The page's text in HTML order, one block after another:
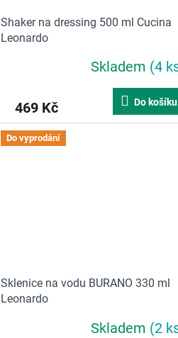
Shaker na dressing 500 ml Cucina
Leonardo
Skladem (4
469 Kč Do košíku
Do vyprodání
Sklenice na vodu BURANO 330 ml
Leonardo
Skladem (2